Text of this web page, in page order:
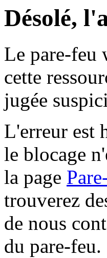
Désolé,
Le pare-feu
cette
jugée
L'erreur est
le blocage
la page
trouverez
de nous
du pare-feu.